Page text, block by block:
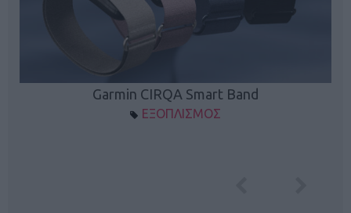
Garmin CIRQA Smart Band
ΕΞΟΠΛΙΣΜΟΣ